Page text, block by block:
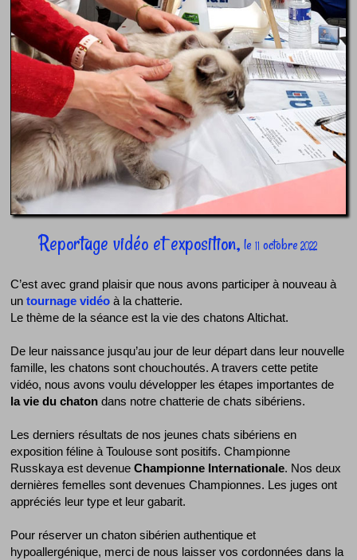
Reportage vidéo et exposition, le11 octobre 2022
C’est avec grand plaisir que nous avons participer à nouveau à
untournage vidéo à la chatterie.
Le thème de la séance est la vie des chatons Altichat.
De leur naissance jusqu’au jour de leur départ dans leur nouvelle
famille, les chatons sont chouchoutés. A travers cette petite
vidéo, nous avons voulu développer les étapes importantes de
la vie du chaton dans notre chatterie de chats sibériens.
Les derniers résultats de nos jeunes chats sibériens en
exposition féline à Toulouse sont positifs. Championne
Russkaya est devenueChampionne Internationale. Nos deux
dernières femelles sont devenues Championnes. Les juges ont
appréciés leur type et leur gabarit.
Pour réserver un chaton sibérien authentique et
hypoallergénique, merci de nous laisser vos cordonnées dans la